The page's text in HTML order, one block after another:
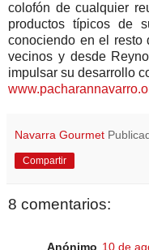
colofón de cualquier
productos típicos de
conociendo en el resto
vecinos y desde
impulsar su desarrollo
Navarra Gourmet
Compartir
8 comentarios:
Anónimo 10 de